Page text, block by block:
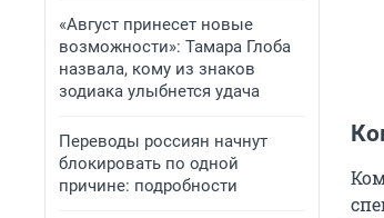
«Август принесет новые
возможности»: Тамара Глоба
назвала, кому из знаков
зодиака улыбнется удача
Переводы россиян начнут
блокировать по одной
причине: подробности